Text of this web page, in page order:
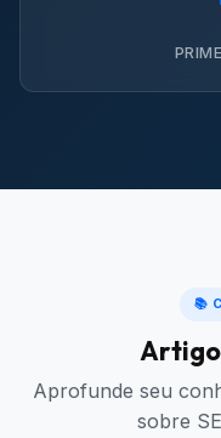
📚
Aprofunde seu
sobre